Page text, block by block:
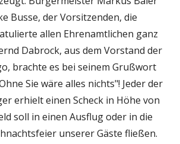
Busse, der Vorsitzenden, die
allen Ehrenamtlichen ganz
Dabrock, aus dem Vorstand der
brachte es bei seinem Grußwort
Sie wäre alles nichts"! Jeder der
erhielt einen Scheck in Höhe von
soll in einen Ausflug oder in die
unserer Gäste fließen.